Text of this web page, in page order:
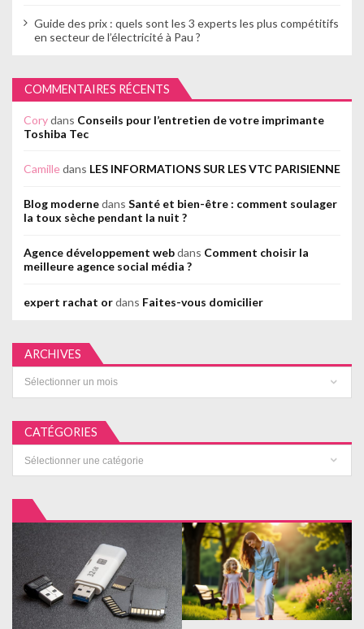
Guide des prix : quels sont les 3 experts les plus compétitifs
en secteur de l’électricité à Pau ?
COMMENTAIRES RÉCENTS
Corydans Conseils pour l’entretien de votre imprimante
Toshiba Tec
Camilledans LES INFORMATIONS SUR LES VTC PARISIENNE
Blog modernedans Santé et bien-être : comment soulager
la toux sèche pendant la nuit ?
Agence développement webdans Comment choisir la
meilleure agence social média ?
expert rachat ordans Faites-vous domicilier
ARCHIVES
CATÉGORIES